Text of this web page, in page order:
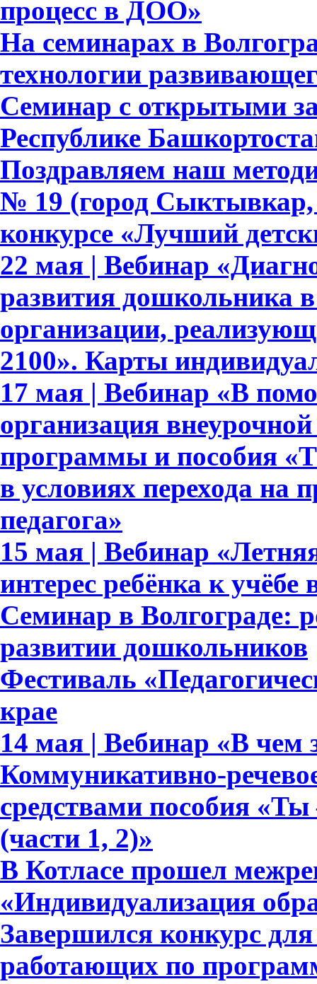
процесс в ДОО»
На семинарах в
технологии
Семинар с открытыми
Республике
Поздравляем наш
№ 19 (город Сыктывкар,
конкурсе «Лучший
22 мая | Вебинар
развития дошкольника
организации,
2100». Карты
17 мая | Вебинар «В
организация
программы и пособия
в условиях перехода на
педагога»
15 мая | Вебинар
интерес ребёнка к
Семинар в Волгограде:
развитии дошкольников
Фестиваль
крае
14 мая | Вебинар «В чем
Коммуникативно-
средствами пособия
(части 1, 2)»
В Котласе прошел
«Индивидуализация
Завершился конкурс
работающих по